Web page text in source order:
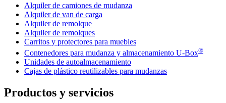
Alquiler de camiones de mudanza
Alquiler de van de carga
Alquiler de remolque
Alquiler de remolques
Carritos y protectores para muebles
Contenedores para mudanza y almacenamiento U-Box®
Unidades de autoalmacenamiento
Cajas de plástico reutilizables para mudanzas
Productos y servicios